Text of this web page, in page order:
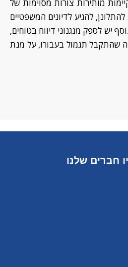
מותירות צורות מסוימות של
להגיע לדיונים המשפטיים
יש לספק מנגנוני דיווח בטוחים,
שהתקבל תגמול בעבורו, על מנת
חברים שלנו